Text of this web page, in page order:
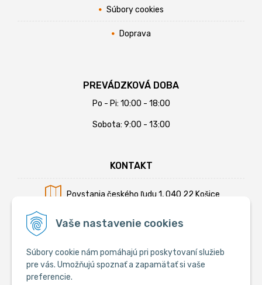
Vaše nastavenie cookies
Súbory cookie nám pomáhajú pri poskytovaní služieb
pre vás. Umožňujú spoznať a zapamätať si vaše
preferencie.
Súbory cookies
Doprava
PREVÁDZKOVÁ DOBA
Po - Pi: 10:00 - 18:00
Sobota: 9:00 - 13:00
KONTAKT
Povstania českého ľudu 1, 040 22 Košice
Mobil:+421 902 794 355
E-mail:info@krmiva.sk